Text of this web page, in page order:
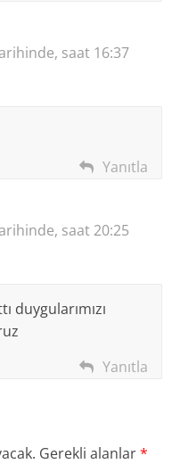
saat 16:37
Yanıtla
saat 20:25
duygularımızı
Yanıtla
Gerekli alanlar*